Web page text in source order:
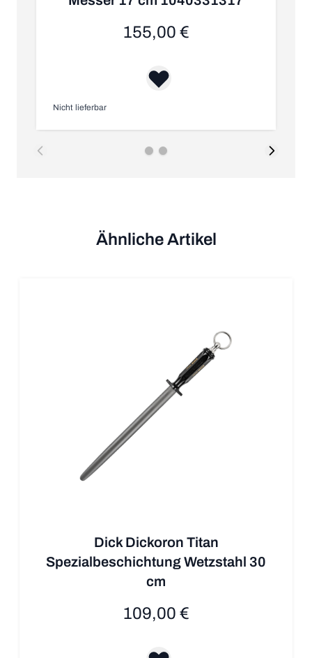
155,00 €
Nicht lieferbar
Ähnliche Artikel
Dick Dickoron Titan
Spezialbeschichtung Wetzstahl 30
cm
109,00 €